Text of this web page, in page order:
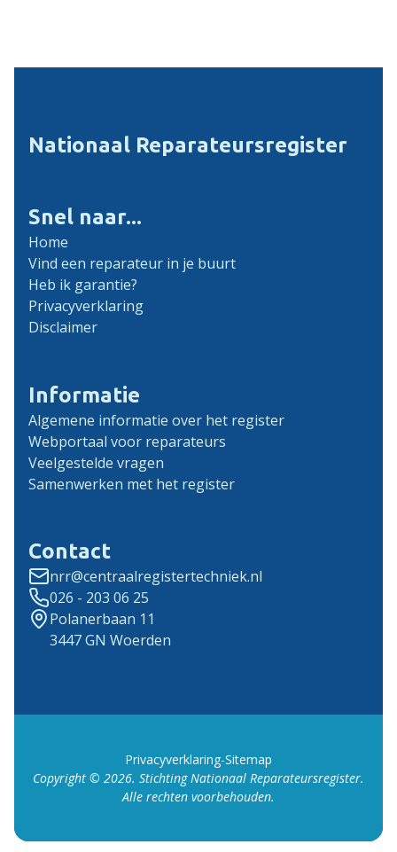
Nationaal Reparateursregister
Snel naar...
Home
Vind een reparateur in je buurt
Heb ik garantie?
Privacyverklaring
Disclaimer
Informatie
Algemene informatie over het register
Webportaal voor reparateurs
Veelgestelde vragen
Samenwerken met het register
Contact
nrr@centraalregistertechniek.nl
026 - 203 06 25
Polanerbaan 11
3447 GN Woerden
Privacyverklaring-Sitemap
Copyright © 2026. Stichting Nationaal Reparateursregister.
Alle rechten voorbehouden.